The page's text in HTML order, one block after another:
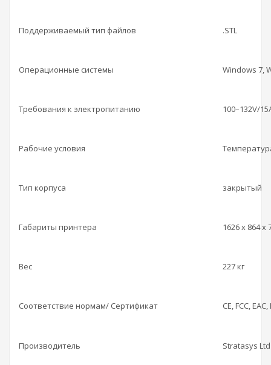
Поддерживаемый тип файлов .STL
Операционные системы Windows 7,
Требования к электропитанию 100–132V/
Рабочие условия
Тип корпуса закрытый
Габариты принтера 1626 x 864 x
Вес 227 кг
Соответствие нормам/ Сертификат CE, FCC,
Производитель Stratasys Ltd